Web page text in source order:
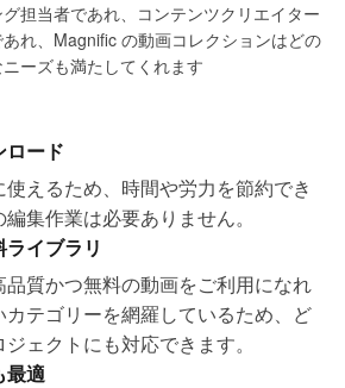
担当者であれ、コンテンツクリエイター
れ、Magnific の動画コレクションはどの
ーズも満たしてくれます
ロード
えるため、時間や労力を節約でき
集作業は必要ありません。
イブラリ
品質かつ無料の動画をご利用になれ
カテゴリーを網羅しているため、ど
ェクトにも対応できます。
最適